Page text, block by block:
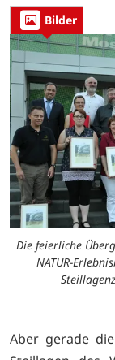
Bilder
Die feierliche
NATUR-
Aber gerade